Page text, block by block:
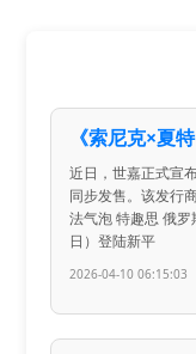
《索尼克×夏
近日，世嘉正式宣
同步发售。该发行
法气泡 特趣思 俄
日）登陆新平
2026-04-10 06:15:03